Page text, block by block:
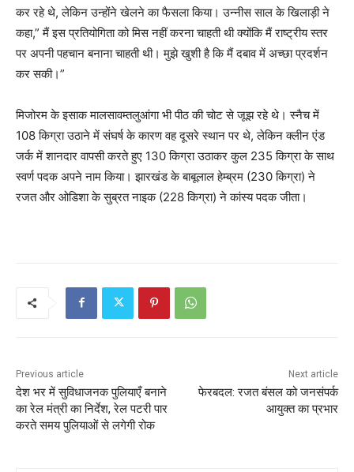
कर रहे थे, लेकिन उन्होंने खेलने का फैसला किया। उन्नीस साल के खिलाड़ी ने
कहा,” मैं इस प्रतियोगिता को मिस नहीं करना चाहती थी क्योंकि मैं राष्ट्रीय स्तर
पर अपनी पहचान बनाना चाहती थी। मुझे खुशी है कि मैं दबाव में अच्छा प्रदर्शन
कर सकी।”
मिजोरम के इसाक मालसावम्तलुआंगा भी पीठ की चोट से जूझ रहे थे। स्नैच में
108 किग्रा उठाने में संघर्ष के कारण वह दूसरे स्थान पर थे, लेकिन क्लीन एंड
जर्क में शानदार वापसी करते हुए 130 किग्रा उठाकर कुल 235 किग्रा के साथ
स्वर्ण पदक अपने नाम किया। झारखंड के बाबूलाल हेम्ब्रम (230 किग्रा) ने
रजत और ओडिशा के सुब्रत नाइक (228 किग्रा) ने कांस्य पदक जीता।
Previous article
देश भर में सुविधाजनक पुलियाएँ बनाने
का रेल मंत्री का निर्देश, रेल पटरी पार
करते समय पुलियाओं से लगेगी रोक
Next article
फेरबदल: रजत बंसल को जनसंपर्क
आयुक्त का प्रभार